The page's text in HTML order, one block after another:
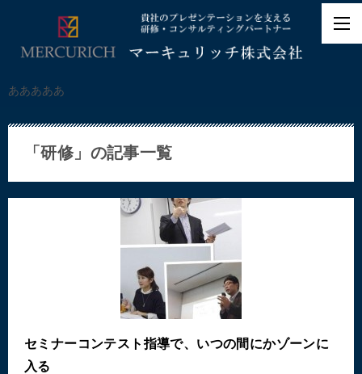
あああああ
「研修」の記事一覧
セミナーコンテスト指導で、いつの間にかゾーンに
入る